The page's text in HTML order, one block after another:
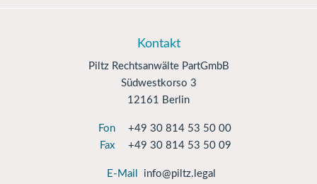
Kontakt
Piltz Rechtsanwälte PartGmbB
Südwestkorso 3
12161 Berlin
Fon
+49 30 814 53 50 00
Fax
+49 30 814 53 50 09
E-Mail
info@piltz.legal